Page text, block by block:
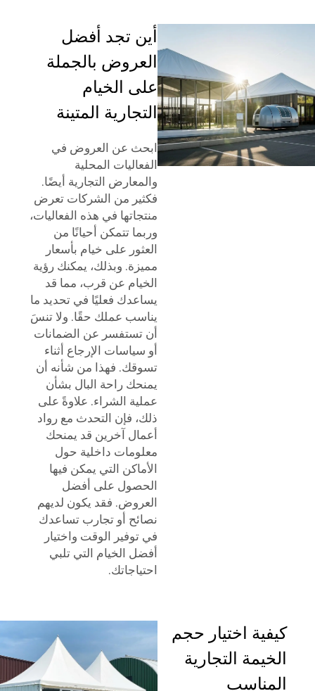
أين تجد أفضل
العروض بالجملة
على الخيام
التجارية المتينة
ابحث عن العروض في
الفعاليات المحلية
والمعارض التجارية أيضًا.
فكثير من الشركات تعرض
منتجاتها في هذه الفعاليات،
وربما تتمكن أحيانًا من
العثور على خيام بأسعار
مميزة. وبذلك، يمكنك رؤية
الخيام عن قرب، مما قد
يساعدك فعليًا في تحديد ما
يناسب عملك حقًا. ولا تنسَ
أن تستفسر عن الضمانات
أو سياسات الإرجاع أثناء
تسوقك. فهذا من شأنه أن
يمنحك راحة البال بشأن
عملية الشراء. علاوةً على
ذلك، فإن التحدث مع رواد
أعمال آخرين قد يمنحك
معلومات داخلية حول
الأماكن التي يمكن فيها
الحصول على أفضل
العروض. فقد يكون لديهم
نصائح أو تجارب تساعدك
في توفير الوقت واختيار
أفضل الخيام التي تلبي
احتياجاتك.
كيفية اختيار حجم
الخيمة التجارية
المناسب